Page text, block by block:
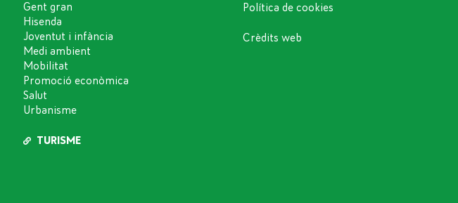
Gent gran
Hisenda
Joventut i infància
Medi ambient
Mobilitat
Promoció econòmica
Salut
Urbanisme
TURISME
Política de cookies
Crèdits web